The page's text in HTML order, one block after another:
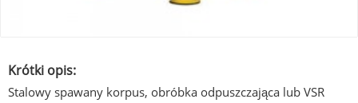
Krótki opis:
Stalowy spawany korpus, obróbka odpuszczająca lub VSR